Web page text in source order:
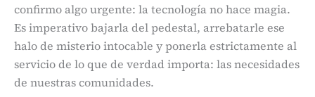
confirmo algo urgente: la tecnología no hace magia.
Es imperativo bajarla del pedestal, arrebatarle ese
halo de misterio intocable y ponerla estrictamente al
servicio de lo que de verdad importa: las necesidades
de nuestras comunidades.